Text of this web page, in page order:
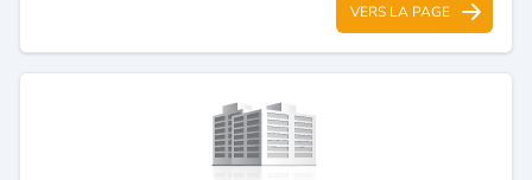
VERS LA PAGE